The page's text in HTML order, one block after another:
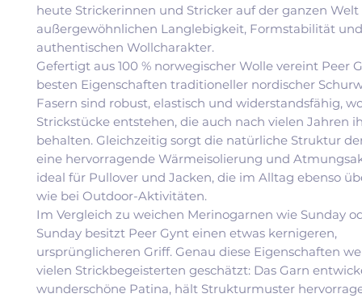
heute Strickerinnen und Stricker auf der ganzen
außergewöhnlichen Langlebigkeit, Formstabilität
authentischen Wollcharakter.
Gefertigt aus 100 % norwegischer Wolle vereint Peer
besten Eigenschaften traditioneller nordischer
Fasern sind robust, elastisch und widerstandsfähig,
Strickstücke entstehen, die auch nach vielen Jahren
behalten. Gleichzeitig sorgt die natürliche Struktur
eine hervorragende Wärmeisolierung und
ideal für Pullover und Jacken, die im Alltag ebenso
wie bei Outdoor-Aktivitäten.
Im Vergleich zu weichen Merinogarnen wie Sunday
Sunday besitzt Peer Gynt einen etwas kernigeren,
ursprünglicheren Griff. Genau diese Eigenschaften
vielen Strickbegeisterten geschätzt: Das Garn
wunderschöne Patina, hält Strukturmuster